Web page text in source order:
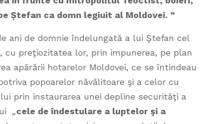
Ștefan ca domn legiuit al Moldovei. ”
ani de domnie îndelungată a lui Ştefan cel
preţiozitatea lor, prin impunerea, pe plan
apărării hotarelor Moldovei, ce se întindeau
popoarelor năvălitoare şi a celor cu
prin instaurarea unei depline securităţi a
„cele de îndestulare a luptelor şi a